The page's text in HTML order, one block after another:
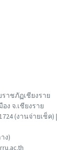
าชภัฏเชียงราย
ง จ.เชียงราย
(งานจ่ายเช็ค) |
ง)